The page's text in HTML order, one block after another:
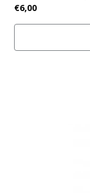
€6,00